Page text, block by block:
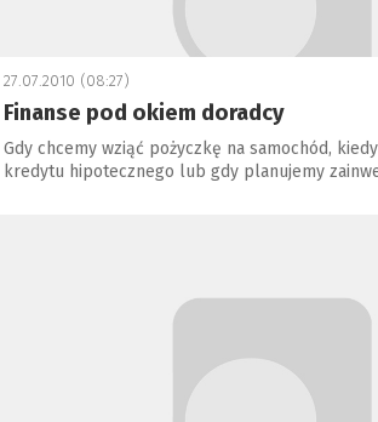
27.07.2010 (08:27)
Finanse pod okiem doradcy
Gdy chcemy wziąć pożyczkę na samochód,
kredytu hipotecznego lub gdy planujemy